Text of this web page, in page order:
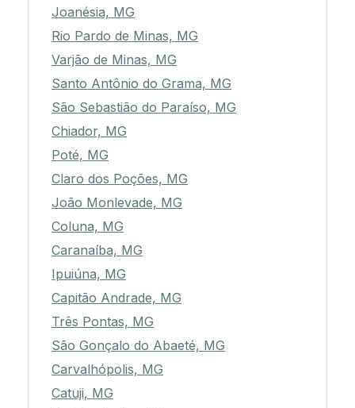
Joanésia, MG
Rio Pardo de Minas, MG
Varjão de Minas, MG
Santo Antônio do Grama, MG
São Sebastião do Paraíso, MG
Chiador, MG
Poté, MG
Claro dos Poções, MG
João Monlevade, MG
Coluna, MG
Caranaíba, MG
Ipuiúna, MG
Capitão Andrade, MG
Três Pontas, MG
São Gonçalo do Abaeté, MG
Carvalhópolis, MG
Catuji, MG